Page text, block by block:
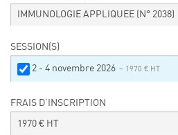
Nous choisir
LOCATION DE SALLES DE
Nos clients
Événements
IMMUNOLOGIE APPLIQUEE (N° 2038)
SESSION(S)
2 - 4 novembre 2026 – 1970 € HT
FRAIS D’INSCRIPTION
1970 € HT